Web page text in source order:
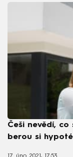
Češi nevědí,
berou si